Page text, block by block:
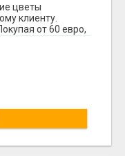
цветы
клиенту.
от 60 евро,